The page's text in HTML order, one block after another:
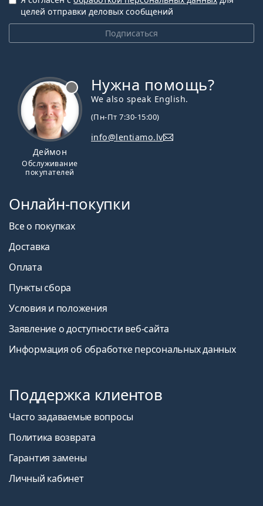
Подписаться
целей отправки деловых сообщений
Деймон
Обслуживание
покупателей
Нужна помощь?
We also speak English.
(Пн-Пт 7:30-15:00)
info@lentiamo.lv
Онлайн-покупки
Все о покупках
Доставка
Оплата
Пункты сбора
Условия и положения
Заявление о доступности веб-сайта
Информация об обработке персональных данных
Поддержка клиентов
Часто задаваемые вопросы
Политика возврата
Гарантия замены
Личный кабинет